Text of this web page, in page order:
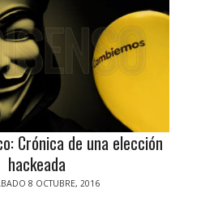
Crónica de una elección
hackeada
8 OCTUBRE, 2016